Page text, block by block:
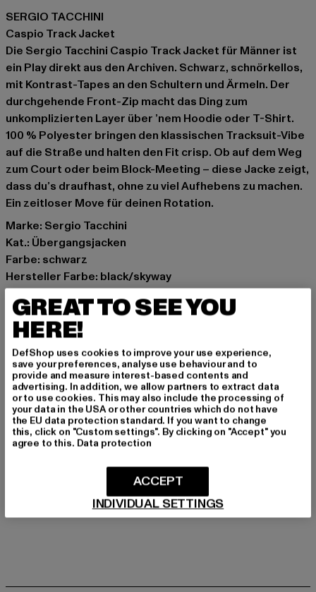
SERGIO TACCHINI
Caspio Track Jacket
Die Sergio Tacchini Caspio Track Jacket für Männer ist
ein Play direkt aus den Archiven. Schwarz, schnörkellos,
mit Kontrast-Tapes an den Schultern und Ärmeln. Der
durchgehende Front-Zip macht das Ding zum
unkomplizierten Layer über ’nem Hoodie oder T-Shirt.
100 % Polyester bringen den klassischen Tracksuit-Vibe
auf die Straße und halten den Fit crisp. Ob auf dem Weg
zum Court oder beim Block-Meeting – diese Jacke zeigt,
dass du’s draufhast, ohne zu viel Aufhebens zu machen.
Ein zeitloser Move für deinen Rotation.
Marke: Sergio Tacchini
Kat.: Übergangsjacken
Farbe: schwarz
Hersteller Farbe: black/skyway
Materialzusammensetzung: 100% Polyester
Art.Nr: ST41432-23347
RN8 Quartier Rousselot 975 Terre de Granace | 13400
Aubagne | FR
GRÖSSE & PASSFORM
LIEFERUNG & RÜCKGABE
GREAT TO SEE YOU
HERE!
DefShop uses cookies to improve your use experience,
save your preferences, analyse use behaviour and to
provide and measure interest-based contents and
advertising. In addition, we allow partners to extract data
or to use cookies. This may also include the processing of
your data in the USA or other countries which do not have
the EU data protection standard. If you want to change
this, click on "Custom settings". By clicking on "Accept" you
agree to this. Data protection
INDIVIDUAL SETTINGS
ACCEPT